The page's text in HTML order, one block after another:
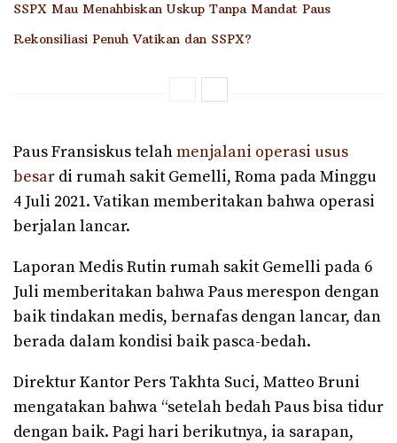
SSPX Mau Menahbiskan Uskup Tanpa Mandat Paus
Rekonsiliasi Penuh Vatikan dan SSPX?
Paus Fransiskus telahmenjalani operasi usus
besar di rumah sakit Gemelli, Roma pada Minggu
4 Juli 2021. Vatikan memberitakan bahwa operasi
berjalan lancar.
Laporan Medis Rutin rumah sakit Gemelli pada 6
Juli memberitakan bahwa Paus merespon dengan
baik tindakan medis, bernafas dengan lancar, dan
berada dalam kondisi baik pasca-bedah.
Direktur Kantor Pers Takhta Suci, Matteo Bruni
mengatakan bahwa “setelah bedah Paus bisa tidur
dengan baik. Pagi hari berikutnya, ia sarapan,